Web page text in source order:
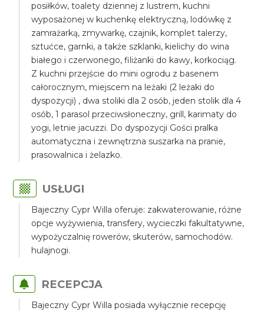
posiłków, toalety dziennej z lustrem, kuchni
wyposażonej w kuchenkę elektryczną, lodówkę z
zamrażarką, zmywarkę, czajnik, komplet talerzy,
sztućce, garnki, a także szklanki, kielichy do wina
białego i czerwonego, filiżanki do kawy, korkociąg.
Z kuchni przejście do mini ogrodu z basenem
całorocznym, miejscem na leżaki (2 leżaki do
dyspozycji) , dwa stoliki dla 2 osób, jeden stolik dla 4
osób, 1 parasol przeciwsłoneczny, grill, karimaty do
yogi, letnie jacuzzi. Do dyspozycji Gości pralka
automatyczna i zewnętrzna suszarka na pranie,
prasowalnica i żelazko.
USŁUGI
Bajeczny Cypr Willa oferuje: zakwaterowanie, różne
opcje wyżywienia, transfery, wycieczki fakultatywne,
wypożyczalnię rowerów, skuterów, samochodów.
hulajnogi.
RECEPCJA
Bajeczny Cypr Willa posiada wyłącznie recepcję